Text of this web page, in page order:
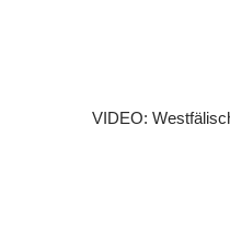
VIDEO: